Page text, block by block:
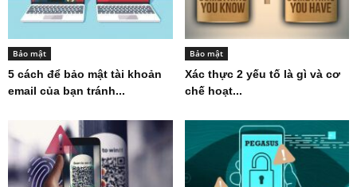
Bảo mật
5 cách để bảo mật tài khoản
email của bạn tránh...
Bảo mật
Xác thực 2 yếu tố là gì và cơ
chế hoạt...